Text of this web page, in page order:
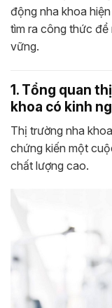
động nha khoa
tìm ra công thức
vững.
1. Tổng quan
khoa có kinh
Thị trường nha
chứng kiến một
chất lượng cao.